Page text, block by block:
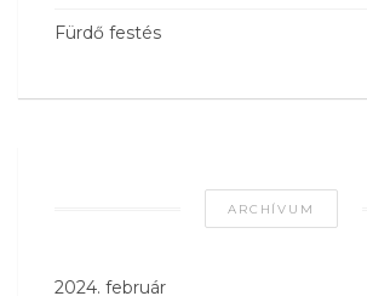
Fürdő festés
ARCHÍVUM
2024. február